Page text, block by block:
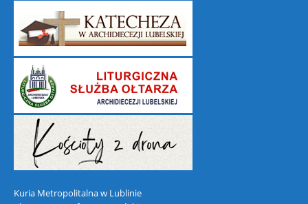
Kuria Metropolitalna w Lublinie